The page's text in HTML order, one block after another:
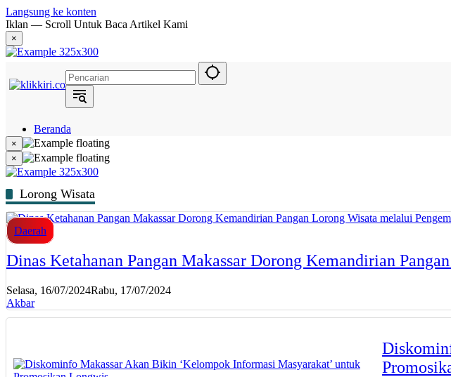
Langsung ke konten
Iklan — Scroll Untuk Baca Artikel Kami
×
Beranda
Hukum
Berita
Politik
Narasi
Daerah
Metropolis
Eksekutif
×
×
Lorong Wisata
Daerah
Dinas Ketahanan Pangan Makassar Dorong Kemandirian
Selasa, 16/07/2024Rabu, 17/07/2024
Akbar